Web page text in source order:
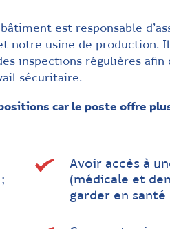
est responsable
usine de production.
inspections régulières
sécuritaire.
car le poste offre
Avoir accès à
(médicale et
garder en santé